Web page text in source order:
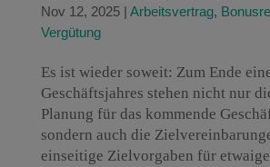
Nov 12, 2025| Arbeitsvertrag,
Vergütung
Es ist wieder soweit: Zum Ende
Geschäftsjahres stehen nicht nur
Planung für das kommende
sondern auch die
einseitige Zielvorgaben für etwaige